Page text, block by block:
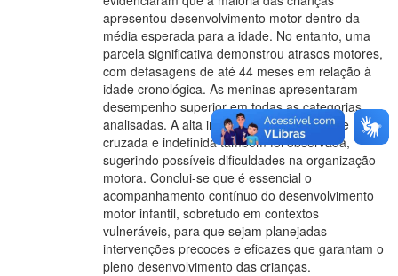
apresentou desenvolvimento motor dentro da
média esperada para a idade. No entanto, uma
parcela significativa demonstrou atrasos motores,
com defasagens de até 44 meses em relação à
idade cronológica. As meninas apresentaram
desempenho superior em todas as categorias
analisadas. A alta incidência de lateralidade
cruzada e indefinida também foi observada,
sugerindo possíveis dificuldades na organização
motora. Conclui-se que é essencial o
acompanhamento contínuo do desenvolvimento
motor infantil, sobretudo em contextos
vulneráveis, para que sejam planejadas
intervenções precoces e eficazes que garantam o
pleno desenvolvimento das crianças.